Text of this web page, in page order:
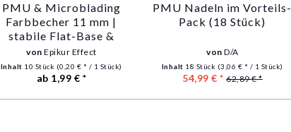
PMU & Microblading
Farbbecher 11 mm |
stabile Flat-Base &
polierte Oberfläche |
verschiedene Mengen
vonEpikur Effect
Inhalt 10 Stück (0,20 € * / 1 Stück)
ab 1,99 € *
PMU Nadeln im Vorteils-
Pack (18 Stück)
vonD/A
Inhalt 18 Stück (3,06 € * / 1 Stück)
54,99 € * 62,89 € *